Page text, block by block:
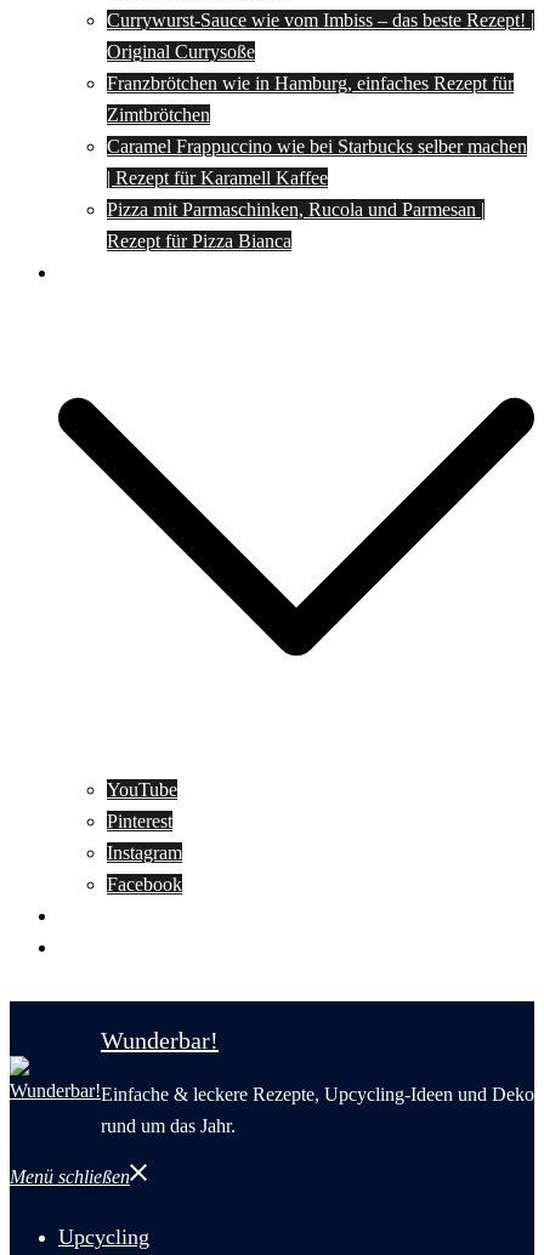
Currywurst-Sauce wie vom Imbiss – das beste Rezept! |
Original Currysoße
Franzbrötchen wie in Hamburg, einfaches Rezept für
Zimtbrötchen
Caramel Frappuccino wie bei Starbucks selber machen
| Rezept für Karamell Kaffee
Pizza mit Parmaschinken, Rucola und Parmesan |
Rezept für Pizza Bianca
YouTube
Pinterest
Instagram
Facebook
Wunderbar!
Einfache & leckere Rezepte, Upcycling-Ideen und Deko
rund um das Jahr.
Menü schließen
Upcycling